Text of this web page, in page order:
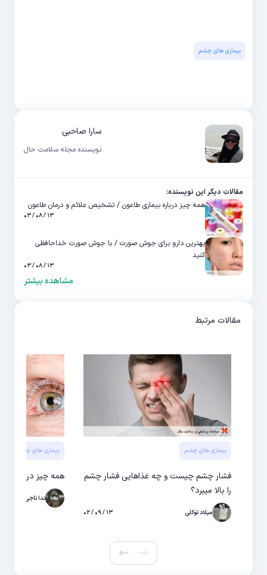
بیماری های چشم
سارا صاحبی
نویسنده مجله سلامت حال
مقالات دیگر این نویسنده:
همه چیز درباره بیماری طاعون / تشخیص علائم و درمان طاعون
۱۳ / ۰۸ / ۰۳
بهترین دارو برای جوش صورت / با جوش صورت خداحافظی
کنید
۱۳ / ۰۸ / ۰۳
مشاهده بیشتر
مقالات مرتبط
بیماری های چشم
فشار چشم چیست و چه غذاهایی فشار چشم
را بالا میبرد؟
میلاد توکلی ۱۳ / ۰۹ / ۰۲
بیماری های چشم
همه چیز درباره
ندا ناجی